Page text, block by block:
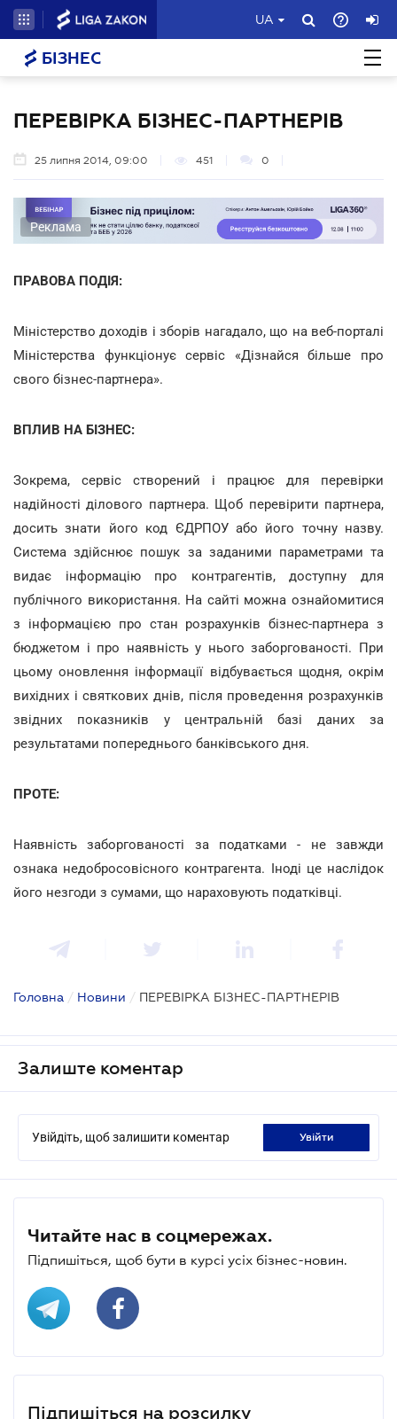
UA
БІЗНЕС
ПЕРЕВІРКА БІЗНЕС-ПАРТНЕРІВ
25 липня 2014, 09:00 451 0
Реклама
ПРАВОВА ПОДІЯ:
Міністерство доходів і зборів нагадало, що на веб-порталі
Міністерства функціонує сервіс «Дізнайся більше про
свого бізнес-партнера».
ВПЛИВ НА БІЗНЕС:
Зокрема, сервіс створений і працює для перевірки
надійності ділового партнера. Щоб перевірити партнера,
досить знати його код ЄДРПОУ або його точну назву.
Система здійснює пошук за заданими параметрами та
видає інформацію про контрагентів, доступну для
публічного використання. На сайті можна ознайомитися
з інформацією про стан розрахунків бізнес-партнера з
бюджетом і про наявність у нього заборгованості. При
цьому оновлення інформації відбувається щодня, окрім
вихідних і святкових днів, після проведення розрахунків
звідних показників у центральній базі даних за
результатами попереднього банківського дня.
ПРОТЕ:
Наявність заборгованості за податками - не завжди
ознака недобросовісного контрагента. Іноді це наслідок
його незгоди з сумами, що нараховують податківці.
Головна / Новини / ПЕРЕВІРКА БІЗНЕС-ПАРТНЕРІВ
Залиште коментар
Увійдіть, щоб залишити коментар увійти
Читайте нас в соцмережах.
Підпишіться, щоб бути в курсі усіх бізнес-новин.
Підпишіться на розсилку